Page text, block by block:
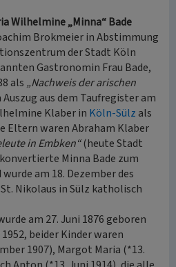
Wilhelmine „Minna“ Bade
Brokmeier in Abstimmung
der Stadt Köln
Gastronomin Frau Bade,
als „Nachweis der arischen
aus dem Taufregister am
Klaber in Köln-Sülz als
Eltern waren Abraham Klaber
in Embken“(heute Stadt
Minna Bade zum
am 18. Dezember des
Nikolaus in Sülz katholisch
am 27. Juni 1876 geboren
beider Kinder waren
1907), Margot Maria (*13.